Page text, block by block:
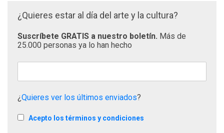
¿Quieres estar al día del arte y la cultura?
Suscríbete GRATIS a nuestro boletín. Más de
25.000 personas ya lo han hecho
¿Quieres ver los últimos enviados?
Acepto los términos y condiciones